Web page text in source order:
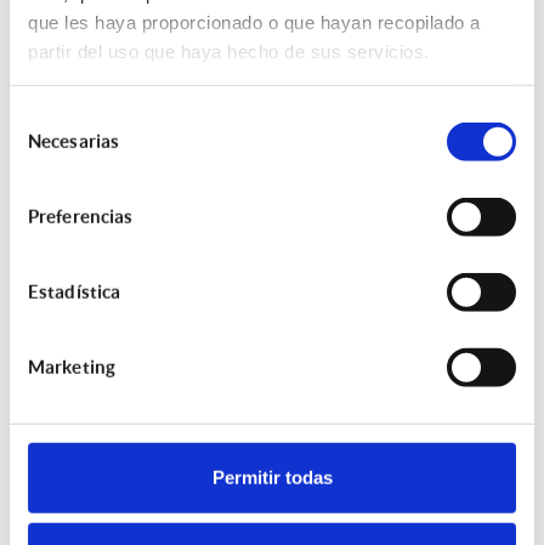
que les haya proporcionado o que hayan recopilado a
partir del uso que haya hecho de sus servicios.
Necesarias
Preferencias
Estadística
Marketing
Permitir todas
Requerido
Le manifestamos que la oferta a efectuar, base de la
póliza a referenciar, será consecuencia de nuestro